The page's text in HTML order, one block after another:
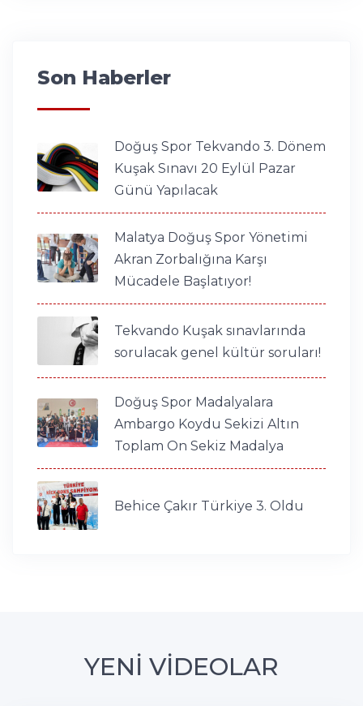
Son Haberler
Doğuş Spor Tekvando 3. Dönem
Kuşak Sınavı 20 Eylül Pazar
Günü Yapılacak
Malatya Doğuş Spor Yönetimi
Akran Zorbalığına Karşı
Mücadele Başlatıyor!
Tekvando Kuşak sınavlarında
sorulacak genel kültür soruları!
Doğuş Spor Madalyalara
Ambargo Koydu Sekizi Altın
Toplam On Sekiz Madalya
Behice Çakır Türkiye 3. Oldu
YENİ VİDEOLAR